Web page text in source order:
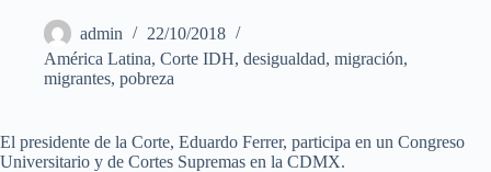
admin
22/10/2018
América Latina, Corte IDH, desigualdad, migración,
migrantes, pobreza
El presidente de la Corte, Eduardo Ferrer, participa en un Congreso
Universitario y de Cortes Supremas en la CDMX.